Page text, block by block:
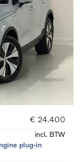
€ 24.400
incl. BTW
plug-in